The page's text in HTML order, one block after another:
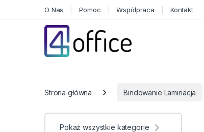
O Nas Pomoc Współpraca Kontakt
Strona główna Bindowanie Laminacja
Pokaż wszystkie kategorie